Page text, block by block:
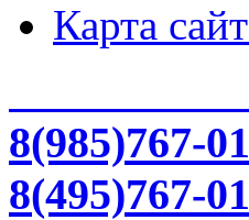
Карта
8(985)767-
8(495)767-